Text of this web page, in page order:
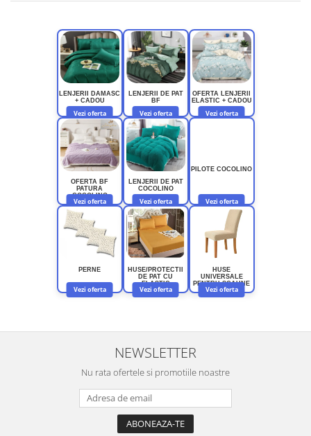
LENJERII DAMASC
+ CADOU
Vezi oferta
LENJERII DE PAT
BF
Vezi oferta
OFERTA LENJERII
ELASTIC + CADOU
Vezi oferta
OFERTA BF
PATURA
COCOLINO
Vezi oferta
LENJERII DE PAT
COCOLINO
Vezi oferta
PILOTE COCOLINO
Vezi oferta
PERNE
Vezi oferta
HUSE/PROTECTII
DE PAT CU
ELASTIC
Vezi oferta
HUSE
UNIVERSALE
PENTRU SCAUNE
Vezi oferta
NEWSLETTER
Nu rata ofertele si promotiile noastre